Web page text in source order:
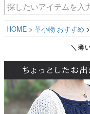
HOME 革小物 おすすめ
＼薄